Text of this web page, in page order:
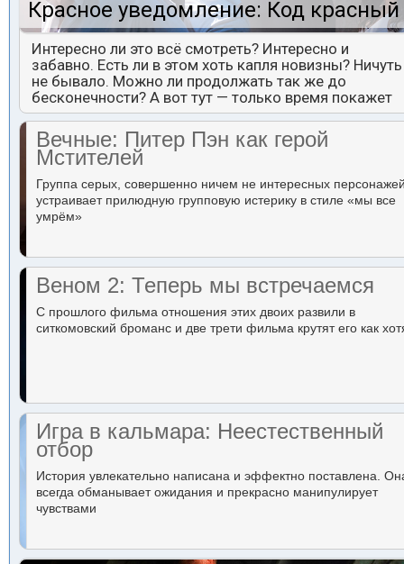
Красное уведомление: Код красный
Интересно ли это всё смотреть? Интересно и
забавно. Есть ли в этом хоть капля новизны? Ничуть
не бывало. Можно ли продолжать так же до
бесконечности? А вот тут — только время покажет
Вечные: Питер Пэн как герой
Мстителей
Группа серых, совершенно ничем не интересных
устраивает прилюдную групповую истерику в стиле «мы все
умрём»
Веном 2: Теперь мы встречаемся
С прошлого фильма отношения этих двоих развили в
ситкомовский броманс и две трети фильма крутят его как
Игра в кальмара: Неестественный
отбор
История увлекательно написана и эффектно поставлена.
всегда обманывает ожидания и прекрасно манипулирует
чувствами